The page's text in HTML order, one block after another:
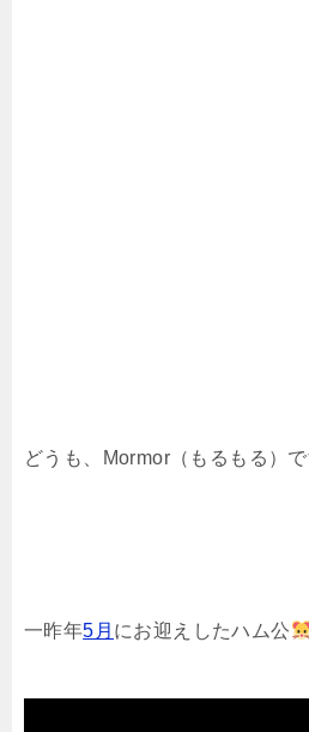
どうも、Mormor（もるもる）で
一昨年5月 にお迎えしたハム公